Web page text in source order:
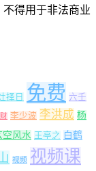
得用于非法商业
择日 免费 六壬
李少波 李洪成 杨
空风水 王亭之 白鹤
视频 视频课